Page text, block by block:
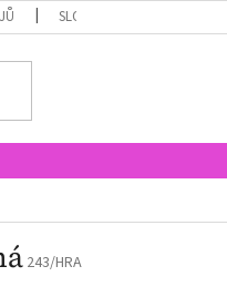
SLOŽENÍ PERNÍKŮ +
243/HRA